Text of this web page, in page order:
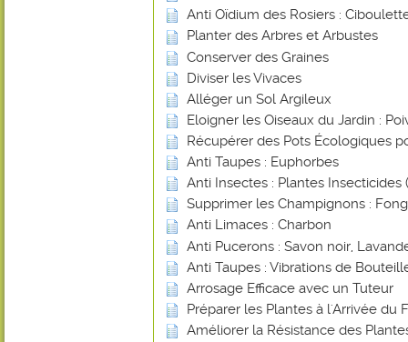
Anti Oïdium des Rosiers :
Planter des Arbres et Arbustes
Conserver des Graines
Diviser les Vivaces
Alléger un Sol Argileux
Eloigner les Oiseaux du Jardin :
Récupérer des Pots Écologiques
Anti Taupes : Euphorbes
Anti Insectes : Plantes Insecticides
Supprimer les Champignons :
Anti Limaces : Charbon
Anti Pucerons : Savon noir,
Anti Taupes : Vibrations de
Arrosage Efficace avec un Tuteur
Préparer les Plantes à l'Arrivée du
Améliorer la Résistance des